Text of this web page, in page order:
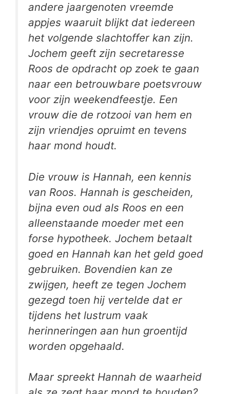
andere jaargenoten vreemde
appjes waaruit blijkt dat iedereen
het volgende slachtoffer kan zijn.
Jochem geeft zijn secretaresse
Roos de opdracht op zoek te gaan
naar een betrouwbare poetsvrouw
voor zijn weekendfeestje. Een
vrouw die de rotzooi van hem en
zijn vriendjes opruimt en tevens
haar mond houdt.
Die vrouw is Hannah, een kennis
van Roos. Hannah is gescheiden,
bijna even oud als Roos en een
alleenstaande moeder met een
forse hypotheek. Jochem betaalt
goed en Hannah kan het geld goed
gebruiken. Bovendien kan ze
zwijgen, heeft ze tegen Jochem
gezegd toen hij vertelde dat er
tijdens het lustrum vaak
herinneringen aan hun groentijd
worden opgehaald.
Maar spreekt Hannah de waarheid